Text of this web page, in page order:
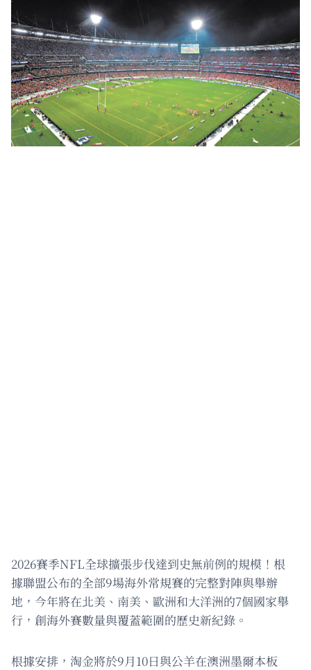
2026賽季NFL全球擴張步伐達到史無前例的規模！根
據聯盟公布的全部9場海外常規賽的完整對陣與舉辦
地，今年將在北美、南美、歐洲和大洋洲的7個國家舉
行，創海外賽數量與覆蓋範圍的歷史新紀錄。
根據安排，淘金將於9月10日與公羊在澳洲墨爾本板